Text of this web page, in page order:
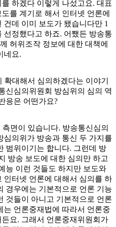
하겠다 이렇게 나섰고요. 대표
를 계기로 해서 인터넷 언론에
건데 이미 보도가 됐습니다만 1
선정했다고 하죠. 어쨌든 방송통
허위조작 정보에 대한 대책에
네요.
확대해서 심의하겠다는 이야기
신심의위원회 방심위의 심의 역
응은 어떤가요?
측면이 있습니다. 방송통신심의
심의위가 방송과 통신 두 가지를
범위이기는 합니다. 그런데 방
방송 보도에 대한 심의만 하고
능 이런 것들도 하지만 보도와
인터넷 언론에 대해서 심의를 하
경우에는 기본적으로 언론 기능
것들이 아니고 기본적으로 언론
는 언론중재법에 따라서 언론중
요. 그래서 언론중재위원회가